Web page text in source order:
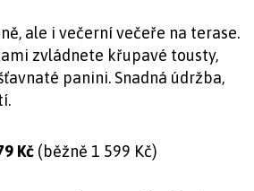
ale i večerní večeře na terase.
zvládnete křupavé tousty,
panini. Snadná údržba,
Kč (běžně 1 599 Kč)